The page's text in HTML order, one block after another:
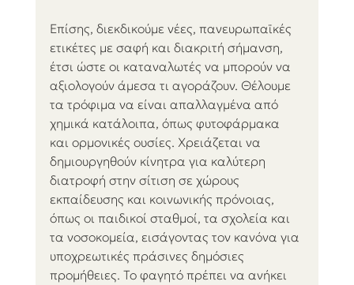
Επίσης, διεκδικούμε νέες, πανευρωπαϊκές
ετικέτες με σαφή και διακριτή σήμανση,
έτσι ώστε οι καταναλωτές να μπορούν να
αξιολογούν άμεσα τι αγοράζουν. Θέλουμε
τα τρόφιμα να είναι απαλλαγμένα από
χημικά κατάλοιπα, όπως φυτοφάρμακα
και ορμονικές ουσίες. Χρειάζεται να
δημιουργηθούν κίνητρα για καλύτερη
διατροφή στην σίτιση σε χώρους
εκπαίδευσης και κοινωνικής πρόνοιας,
όπως οι παιδικοί σταθμοί, τα σχολεία και
τα νοσοκομεία, εισάγοντας τον κανόνα για
υποχρεωτικές πράσινες δημόσιες
προμήθειες. Το φαγητό πρέπει να ανήκει